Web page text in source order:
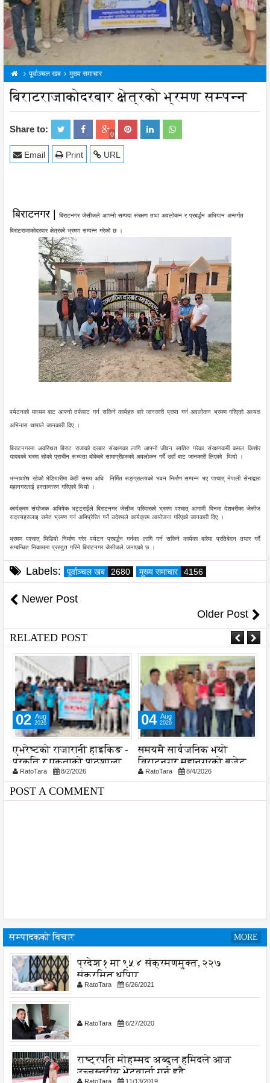
पूर्वाञ्चल खब मुख्य समाचार
बिराटराजाकोदरबार क्षेत्रको भ्रमण सम्पन्न
Share to: 0
URL
Print
Email
बिराटनगर | बिराटनगर जेसीजले आफ्नो सम्पदा संरक्षण तथा अवलोकन र प्रबर्द्धन अभियान अन्तर्गत
बिराटराजाकोदरबार क्षेत्रको भ्रमण सम्पन्न गरेको छ ।
पर्यटनको माध्यम बाट आफ्नो तर्फबाट गर्न सकिने कार्यहरु बारे जानकारी प्राप्त गर्न अवलोकन भ्रमण गरिएको अध्यक्ष
अभिनास थापाले जानकारी दिए ।
बिराटनगरमा अवस्थित बिराट राजाको दरबार संरक्षणका लागि आफ्नो जीवन ब्यतित गरेका संरक्षणकर्मी कमल किशोर
यादबको घरमा रहेको प्राचीन सभ्यता बोकेको सामाग्रीहरुको अवलोकन गर्दै उहाँ बाट जानकारी लिएको थियो ।
भग्नावशेष रहेको भेडियारीमा केही समय अघि निर्मित सङ्ग्रालयको भवन निर्माण सम्पन्न भए पश्चात् नेपाली सेनाद्वारा
महानगरलाई हस्तान्तरण गरिएको थियो ।
कार्यक्रम संयोजक अभिषेक भट्टराईले बिराटनगर जेसीज परिवारको भ्रमण पश्चात् आगामी दिनमा देशभरीका जेसीज
सदस्यहरुलाइ समेत भ्रमण गर्न अभिप्रेरित गर्ने उदेश्यले कार्यक्रम आयोजना गरिएको जानकारी दिए ।
भ्रमण पश्चात् भिडियो निर्माण गरेर पर्यटन प्रबर्द्धन गर्नका लागि गर्न सकिने कार्यका बारेमा प्रतिबेदन तयार गर्दै
सम्बन्धित निकायमा प्रस्तुत गरिने बिराटनगर जेसीजले जनाएको छ ।
Labels: पूर्वाञ्चल खब 2680 मुख्य समाचार 4156
Newer Post
Older Post
RELATED POST
02 Aug
2026
एभरेष्टको राजारानी हाइकिङ -
प्रकृति र एकताको पाठशाला
RatoTara 8/2/2026
04 Aug
2026
समयमै सार्वजनिक भयो
विराटनगर महानगरको बजेट
पुस्तिका, कार्यान्वयन प्रक्रिया
पनि सुरु
RatoTara 8/4/2026
POST A COMMENT
सम्पादकको विचार MORE
प्रदेश १ मा ९५४ संक्रमणमुक्त, २२७
संक्रमित थपिए
RatoTara 6/26/2021
RatoTara 6/27/2020
राष्ट्रपति मोहम्मद अब्दुल हमिदले आज
उच्चस्तरीय भेटवार्ता गर्नु हुदै,
RatoTara 11/13/2019